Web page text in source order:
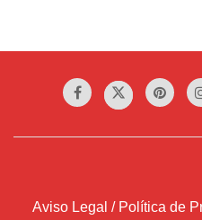
Aviso Legal / Política de